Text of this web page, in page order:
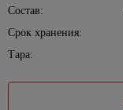
Состав:
Срок хранения:
Тара: